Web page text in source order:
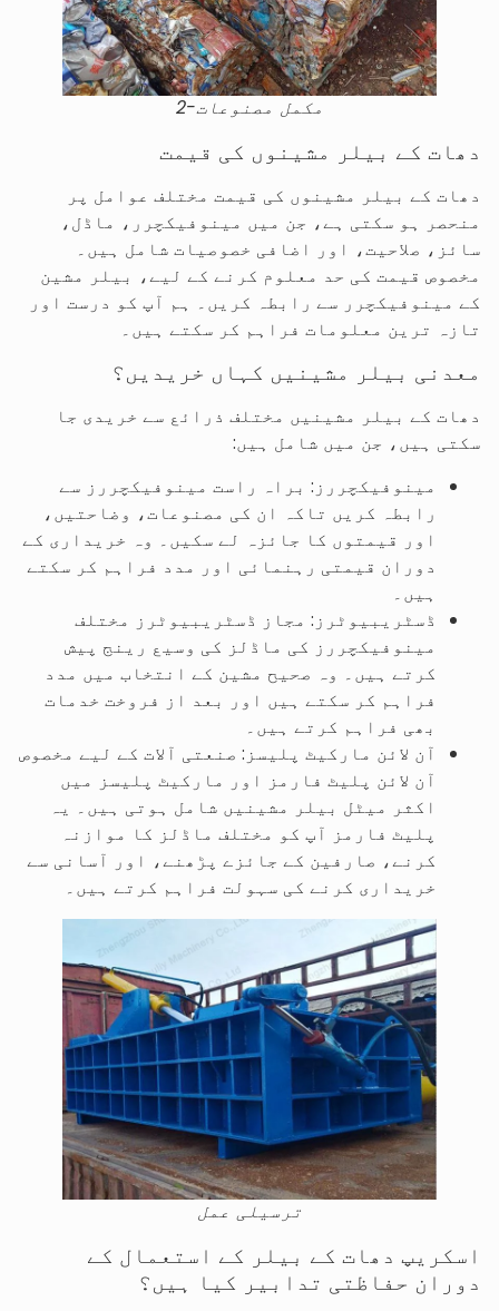
مکمل مصنوعات-2
دھات کے بیلر مشینوں کی قیمت
دھات کے بیلر مشینوں کی قیمت مختلف عوامل پر
منحصر ہو سکتی ہے، جن میں مینوفیکچرر، ماڈل،
سائز، صلاحیت، اور اضافی خصوصیات شامل ہیں۔
مخصوص قیمت کی حد معلوم کرنے کے لیے، بیلر مشین
کے مینوفیکچرر سے رابطہ کریں۔ ہم آپ کو درست اور
تازہ ترین معلومات فراہم کر سکتے ہیں۔
معدنی بیلر مشینیں کہاں خریدیں؟
دھات کے بیلر مشینیں مختلف ذرائع سے خریدی جا
سکتی ہیں، جن میں شامل ہیں:
مینوفیکچررز: براہ راست مینوفیکچررز سے
رابطہ کریں تاکہ ان کی مصنوعات، وضاحتیں،
اور قیمتوں کا جائزہ لے سکیں۔ وہ خریداری کے
دوران قیمتی رہنمائی اور مدد فراہم کر سکتے
ہیں۔
ڈسٹریبیوٹرز: مجاز ڈسٹریبیوٹرز مختلف
مینوفیکچررز کی ماڈلز کی وسیع رینج پیش
کرتے ہیں۔ وہ صحیح مشین کے انتخاب میں مدد
فراہم کر سکتے ہیں اور بعد از فروخت خدمات
بھی فراہم کرتے ہیں۔
آن لائن مارکیٹ پلیسز: صنعتی آلات کے لیے مخصوص
آن لائن پلیٹ فارمز اور مارکیٹ پلیسز میں
اکثر میٹل بیلر مشینیں شامل ہوتی ہیں۔ یہ
پلیٹ فارمز آپ کو مختلف ماڈلز کا موازنہ
کرنے، صارفین کے جائزے پڑھنے، اور آسانی سے
خریداری کرنے کی سہولت فراہم کرتے ہیں۔
ترسیلی عمل
اسکریپ دھات کے بیلر کے استعمال کے
دوران حفاظتی تدابیر کیا ہیں؟